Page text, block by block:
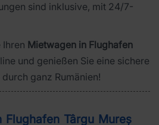
sind inklusive, mit 24/7-
Ihren Mietwagen in Flughafen
und genießen Sie eine sichere
ganz Rumänien!
Târgu Mureș